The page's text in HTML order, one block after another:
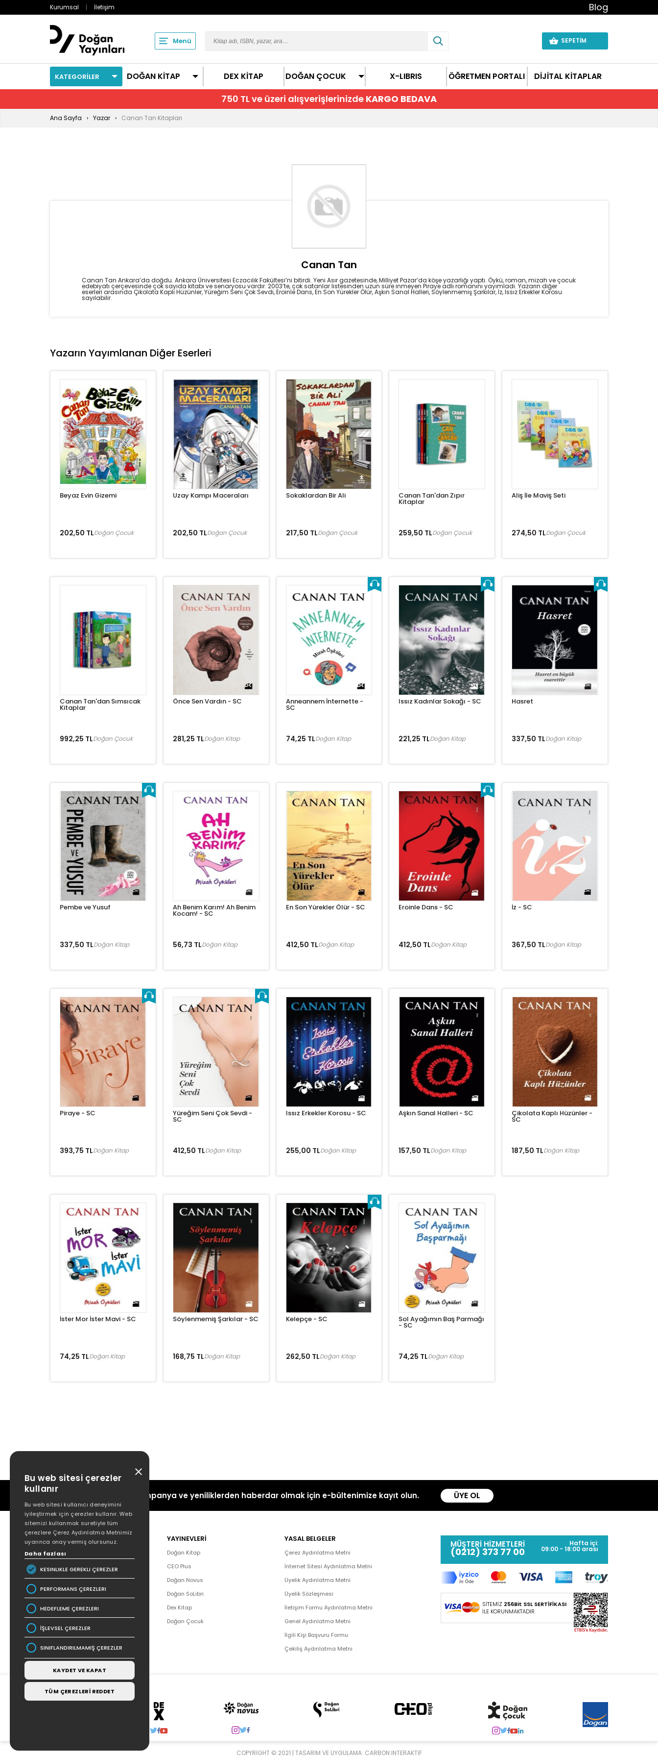
Kurumsal İletişim Blog
Menü SEPETİM
KATEGORİLER DOĞAN KİTAP DEX KİTAP DOĞAN ÇOCUK X-LIBRIS ÖĞRETMEN PORTALI DİJİTAL KİTAPLAR
750 TL ve üzeri alışverişlerinizde KARGO BEDAVA
Ana Sayfa Yazar Canan Tan Kitapları
Canan Tan
Canan Tan Ankara’da doğdu. Ankara Üniversitesi Eczacılık Fakültesi’ni bitirdi. Yeni Asır gazetesinde, Milliyet Pazar’da köşe yazarlığı yaptı. Öykü, roman, mizah ve çocuk
edebiyatı çerçevesinde çok sayıda kitabı ve senaryosu vardır. 2003’te, çok satanlar listesinden uzun süre inmeyen Piraye adlı romanını yayımladı. Yazarın diğer
eserleri arasında Çikolata Kaplı Hüzünler, Yüreğim Seni Çok Sevdi, Eroinle Dans, En Son Yürekler Ölür, Aşkın Sanal Halleri, Söylenmemiş Şarkılar, İz, Issız Erkekler Korosu
sayılabilir.
Yazarın Yayımlanan Diğer Eserleri
Beyaz Evin Gizemi
202,50 TLDoğan Çocuk
Uzay Kampı Maceraları
202,50 TLDoğan Çocuk
Sokaklardan Bir Ali
217,50 TLDoğan Çocuk
Canan Tan'dan Zıpır
Kitaplar
259,50 TLDoğan Çocuk
Aliş İle Maviş Seti
274,50 TLDoğan Çocuk
Canan Tan'dan Sımsıcak
Kitaplar
992,25 TLDoğan Çocuk
Önce Sen Vardın - SC
281,25 TLDoğan Kitap
Anneannem İnternette -
SC
74,25 TLDoğan Kitap
Issız Kadınlar Sokağı - SC
221,25 TLDoğan Kitap
Hasret
337,50 TLDoğan Kitap
Pembe ve Yusuf
337,50 TLDoğan Kitap
Ah Benim Karım! Ah Benim
Kocam! - SC
56,73 TLDoğan Kitap
En Son Yürekler Ölür - SC
412,50 TLDoğan Kitap
Eroinle Dans - SC
412,50 TLDoğan Kitap
İz - SC
367,50 TLDoğan Kitap
Piraye - SC
393,75 TLDoğan Kitap
Yüreğim Seni Çok Sevdi -
SC
412,50 TLDoğan Kitap
Issız Erkekler Korosu - SC
255,00 TLDoğan Kitap
Aşkın Sanal Halleri - SC
157,50 TLDoğan Kitap
Çikolata Kaplı Hüzünler -
SC
187,50 TLDoğan Kitap
İster Mor İster Mavi - SC
74,25 TLDoğan Kitap
Söylenmemiş Şarkılar - SC
168,75 TLDoğan Kitap
Kelepçe - SC
262,50 TLDoğan Kitap
Sol Ayağımın Baş Parmağı
- SC
74,25 TLDoğan Kitap
Kampanya ve yeniliklerden haberdar olmak için e-bültenimize kayıt olun. ÜYE OL
POPÜLER
Hakkımızda
Yazar Listesi
İletişim
Bizden Haberler
YAYINEVLERİ
Doğan Kitap
CEO Plus
Doğan Novus
Doğan SoLibri
Dex Kitap
Doğan Çocuk
YASAL BELGELER
Çerez Aydınlatma Metni
İnternet Sitesi Aydınlatma Metni
Üyelik Aydınlatma Metni
Üyelik Sözleşmesi
İletişim Formu Aydınlatma Metni
Genel Aydınlatma Metni
İlgili Kişi Başvuru Formu
Çekiliş Aydınlatma Metni
MÜŞTERİ HİZMETLERİ
(0212) 373 77 00
Hafta içi:
09:00 - 18:00 arası
SİTEMİZ 256Bit SSL SERTİFİKASI
İLE KORUNMAKTADIR.
COPYRIGHT © 2021 | TASARIM VE UYGULAMA: CARBON INTERAKTIF
Bu web sitesi çerezler
kullanır
Bu web sitesi kullanıcı deneyimini
iyileştirmek için çerezler kullanır. Web
sitemizi kullanmak suretiyle tüm
çerezlere Çerez Aydınlatma Metnimiz
uyarınca onay vermiş olursunuz.
Daha fazlası
KESINLIKLE GEREKLI ÇEREZLER
PERFORMANS ÇEREZLERI
HEDEFLEME ÇEREZLERI
İŞLEVSEL ÇEREZLER
SINIFLANDIRILMAMIŞ ÇEREZLER
KAYDET VE KAPAT
TÜM ÇEREZLERİ REDDET